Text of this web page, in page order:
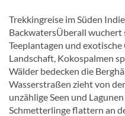
Trekkingreise im Süden
BackwatersÜberall
Teeplantagen und
Landschaft, Kokospalmen
Wälder bedecken die
Wasserstraßen zieht von
unzählige Seen und
Schmetterlinge flattern an